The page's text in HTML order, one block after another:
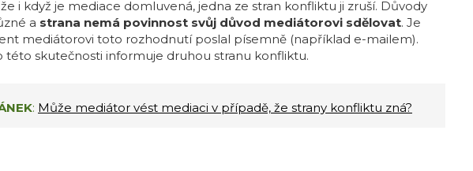
i když je mediace domluvená, jedna ze stran konfliktu ji zruší. Důvody
a strana nemá povinnost svůj důvod mediátorovi sdělovat. Je
mediátorovi toto rozhodnutí poslal písemně (například e-mailem).
této skutečnosti informuje druhou stranu konfliktu.
: Může mediátor vést mediaci v případě, že strany konfliktu zná?